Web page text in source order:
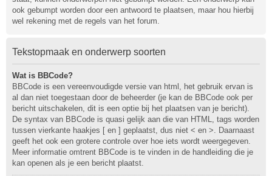
ook gebumpt worden door een antwoord te plaatsen, maar hou hierbij
wel rekening met de regels van het forum.
Tekstopmaak en onderwerp soorten
Wat is BBCode?
BBCode is een vereenvoudigde versie van html, het gebruik ervan is
al dan niet toegestaan door de beheerder (je kan de BBCode ook per
bericht uitschakelen, dit is een optie bij het plaatsen van je bericht).
De syntax van BBCode is quasi gelijk aan die van HTML, tags worden
tussen vierkante haakjes [ en ] geplaatst, dus niet < en >. Daarnaast
geeft het ook een grotere controle over hoe iets wordt weergegeven.
Meer informatie omtrent BBCode is te vinden in de handleiding die je
kan openen als je een bericht plaatst.